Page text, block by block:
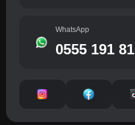
WhatsApp
0555 191